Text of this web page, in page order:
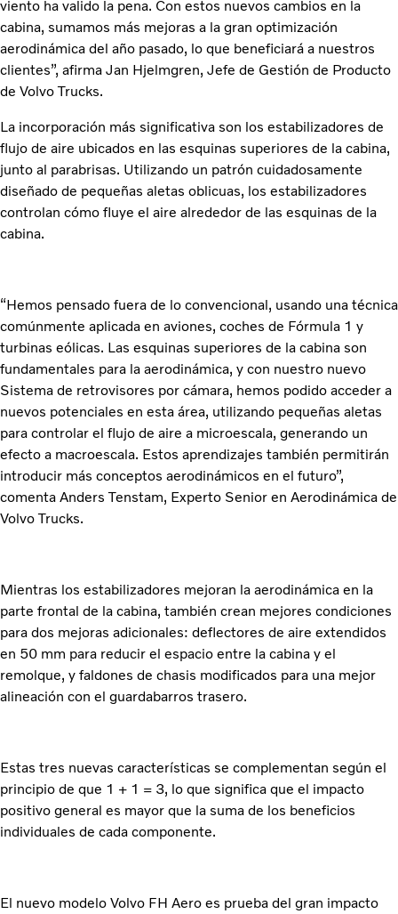
viento ha valido la pena. Con estos nuevos cambios en la
cabina, sumamos más mejoras a la gran optimización
aerodinámica del año pasado, lo que beneficiará a nuestros
clientes”, afirma Jan Hjelmgren, Jefe de Gestión de Producto
de Volvo Trucks.
La incorporación más significativa son los estabilizadores de
flujo de aire ubicados en las esquinas superiores de la cabina,
junto al parabrisas. Utilizando un patrón cuidadosamente
diseñado de pequeñas aletas oblicuas, los estabilizadores
controlan cómo fluye el aire alrededor de las esquinas de la
cabina.
“Hemos pensado fuera de lo convencional, usando una técnica
comúnmente aplicada en aviones, coches de Fórmula 1 y
turbinas eólicas. Las esquinas superiores de la cabina son
fundamentales para la aerodinámica, y con nuestro nuevo
Sistema de retrovisores por cámara, hemos podido acceder a
nuevos potenciales en esta área, utilizando pequeñas aletas
para controlar el flujo de aire a microescala, generando un
efecto a macroescala. Estos aprendizajes también permitirán
introducir más conceptos aerodinámicos en el futuro”,
comenta Anders Tenstam, Experto Senior en Aerodinámica de
Volvo Trucks.
Mientras los estabilizadores mejoran la aerodinámica en la
parte frontal de la cabina, también crean mejores condiciones
para dos mejoras adicionales: deflectores de aire extendidos
en 50 mm para reducir el espacio entre la cabina y el
remolque, y faldones de chasis modificados para una mejor
alineación con el guardabarros trasero.
Estas tres nuevas características se complementan según el
principio de que 1 + 1 = 3, lo que significa que el impacto
positivo general es mayor que la suma de los beneficios
individuales de cada componente.
El nuevo modelo Volvo FH Aero es prueba del gran impacto